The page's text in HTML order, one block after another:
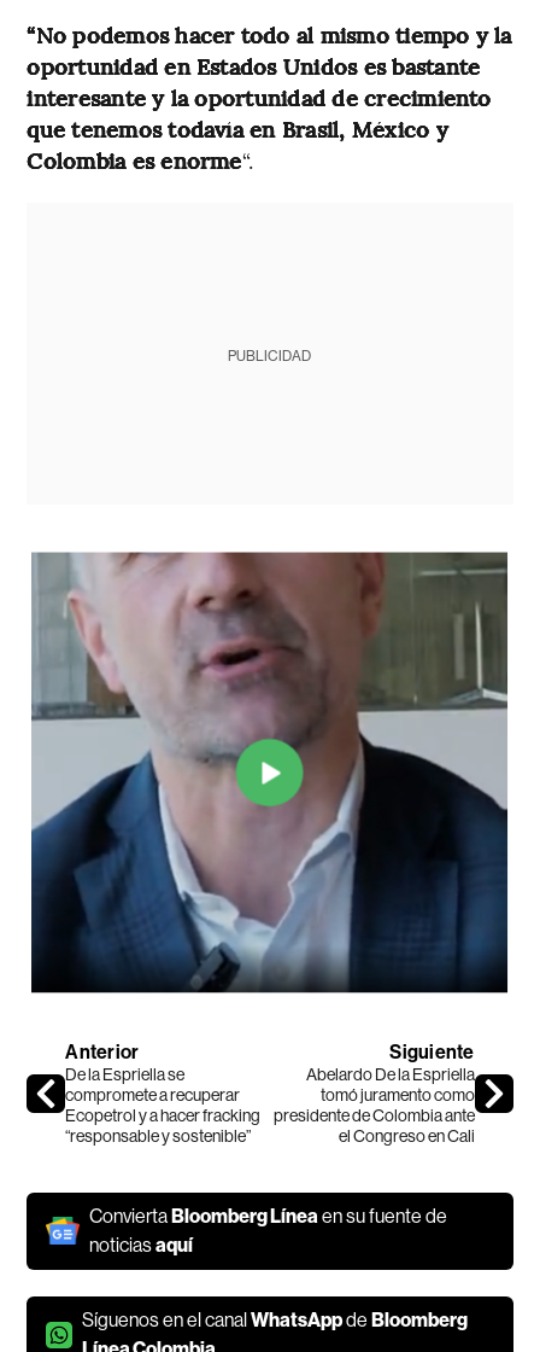
“No podemos hacer todo al mismo tiempo y la
oportunidad en Estados Unidos es bastante
interesante y la oportunidad de crecimiento
que tenemos todavía en Brasil, México y
Colombia es enorme“.
PUBLICIDAD
Anterior
De la Espriella se
compromete a recuperar
Ecopetrol y a hacer fracking
“responsable y sostenible”
Siguiente
Abelardo De la Espriella
tomó juramento como
presidente de Colombia ante
el Congreso en Cali
ConviertaBloomberg Línea en su fuente de
noticiasaquí
Síguenos en el canalWhatsAppdeBloomberg